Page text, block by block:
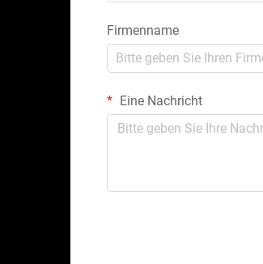
Firmenname
Eine Nachricht